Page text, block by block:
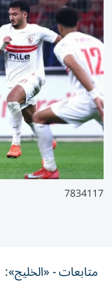
7834117
متابعات - «الخليج»: